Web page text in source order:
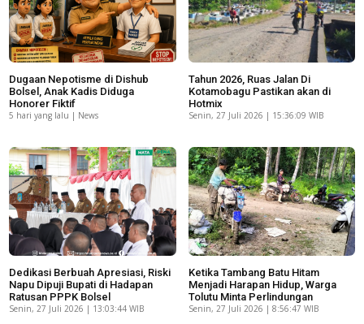
Dugaan Nepotisme di Dishub
Bolsel, Anak Kadis Diduga
Honorer Fiktif
5 hari yang lalu | News
Tahun 2026, Ruas Jalan Di
Kotamobagu Pastikan akan di
Hotmix
Senin, 27 Juli 2026 | 15:36:09 WIB
Dedikasi Berbuah Apresiasi, Riski
Napu Dipuji Bupati di Hadapan
Ratusan PPPK Bolsel
Senin, 27 Juli 2026 | 13:03:44 WIB
Ketika Tambang Batu Hitam
Menjadi Harapan Hidup, Warga
Tolutu Minta Perlindungan
Senin, 27 Juli 2026 | 8:56:47 WIB